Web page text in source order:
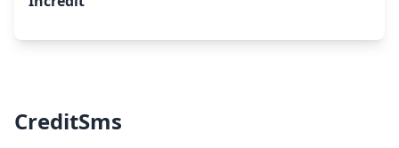
CreditSms